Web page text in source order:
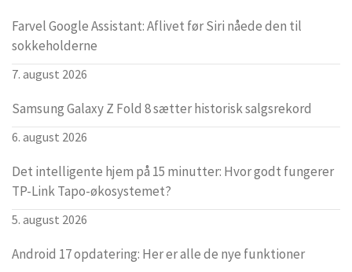
Farvel Google Assistant: Aflivet før Siri nåede den til
sokkeholderne
7. august 2026
Samsung Galaxy Z Fold 8 sætter historisk salgsrekord
6. august 2026
Det intelligente hjem på 15 minutter: Hvor godt fungerer
TP-Link Tapo-økosystemet?
5. august 2026
Android 17 opdatering: Her er alle de nye funktioner